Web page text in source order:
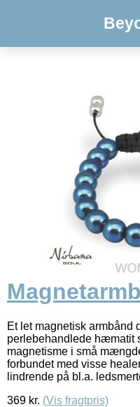
Et let magnetisk armbånd
perlebehandlede hæmatit
magnetisme i små
forbundet med visse
lindrende på bl.a.
369 kr. (Vis fragtpris)